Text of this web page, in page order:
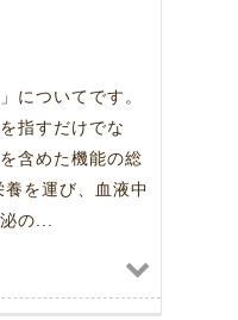
についてです。
指すだけでな
含めた機能の総
を運び、血液中
の...